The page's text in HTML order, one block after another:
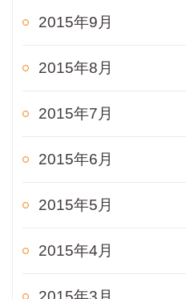
2015年9月
2015年8月
2015年7月
2015年6月
2015年5月
2015年4月